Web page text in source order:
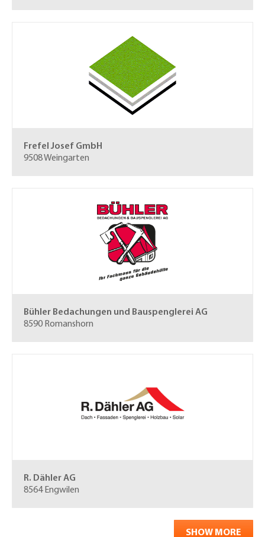
Frefel Josef GmbH
9508 Weingarten
Bühler Bedachungen und Bauspenglerei AG
8590 Romanshorn
R. Dähler AG
8564 Engwilen
SHOW MORE